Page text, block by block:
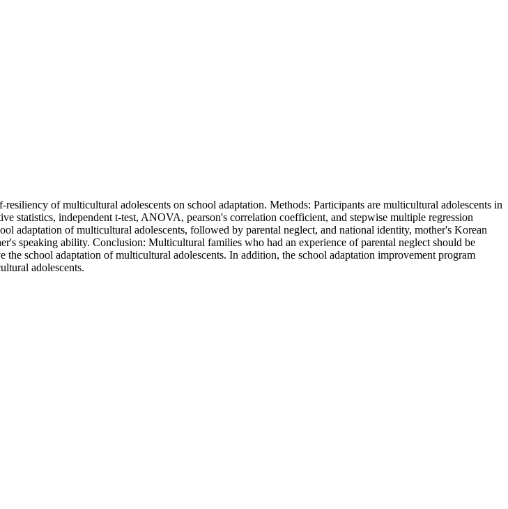
of multicultural adolescents on school adaptation. Methods: Participants are multicultural adolescents in
statistics, independent t-test, ANOVA, pearson's correlation coefficient, and stepwise multiple regression
adaptation of multicultural adolescents, followed by parental neglect, and national identity, mother's Korean
speaking ability. Conclusion: Multicultural families who had an experience of parental neglect should be
the school adaptation of multicultural adolescents. In addition, the school adaptation improvement program
adolescents.